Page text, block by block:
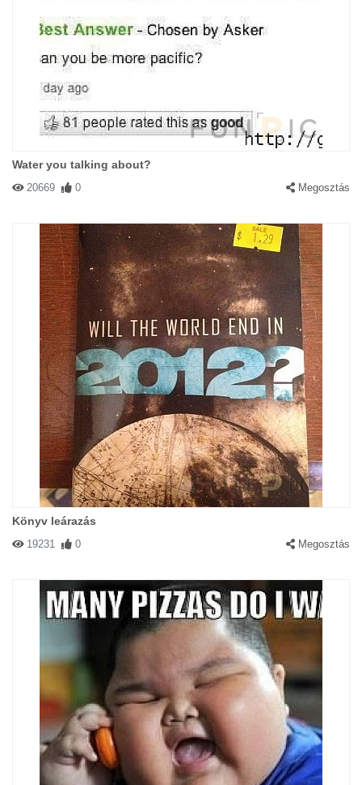
Water you talking about?
20669 0 Megosztás
Könyv leárazás
19231 0 Megosztás